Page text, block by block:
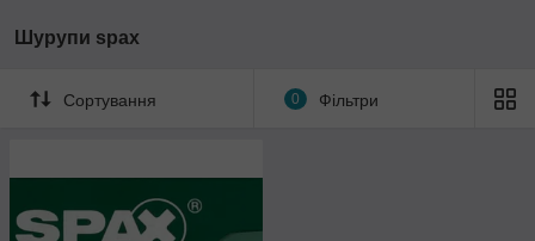
Шурупи spax
Сортування 0 Фільтри